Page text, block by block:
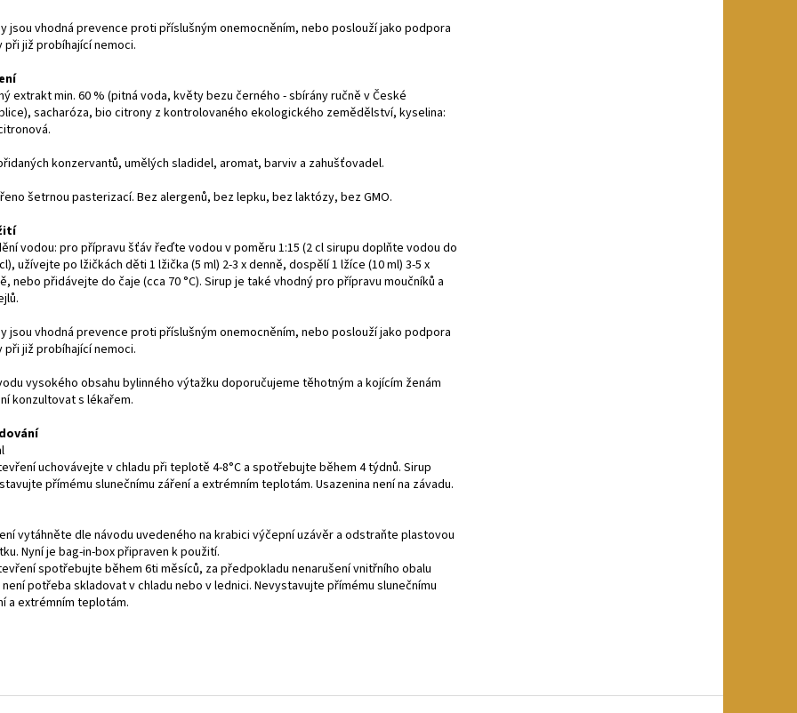
jsou vhodná prevence proti příslušným onemocněním, nebo poslouží jako podpora
při již probíhající nemoci.
extrakt min. 60 % (pitná voda, květy bezu černého - sbírány ručně v České
sacharóza, bio citrony z kontrolovaného ekologického zemědělství, kyselina:
konzervantů, umělých sladidel, aromat, barviv a zahušťovadel.
šetrnou pasterizací. Bez alergenů, bez lepku, bez laktózy, bez GMO.
vodou: pro přípravu šťáv řeďte vodou v poměru 1:15 (2 cl sirupu doplňte vodou do
užívejte po lžičkách děti 1 lžička (5 ml) 2-3 x denně, dospělí 1 lžíce (10 ml) 3-5 x
nebo přidávejte do čaje (cca 70 °C). Sirup je také vhodný pro přípravu moučníků a
jsou vhodná prevence proti příslušným onemocněním, nebo poslouží jako podpora
při již probíhající nemoci.
vysokého obsahu bylinného výtažku doporučujeme těhotným a kojícím ženám
konzultovat s lékařem.
uchovávejte v chladu při teplotě 4-8°C a spotřebujte během 4 týdnů. Sirup
přímému slunečnímu záření a extrémním teplotám. Usazenina není na závadu.
vytáhněte dle návodu uvedeného na krabici výčepní uzávěr a odstraňte plastovou
Nyní je bag-in-box připraven k použití.
spotřebujte během 6ti měsíců, za předpokladu nenarušení vnitřního obalu
potřeba skladovat v chladu nebo v lednici. Nevystavujte přímému slunečnímu
a extrémním teplotám.